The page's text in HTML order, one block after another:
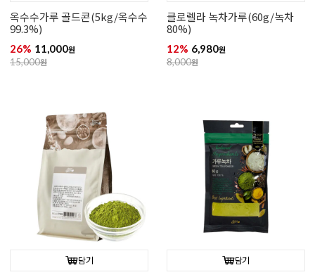
옥수수가루 골드콘(5kg/옥수수
99.3%)
26% 11,000원
15,000원
클로렐라 녹차가루(60g/녹차
80%)
12% 6,980원
8,000원
담기 담기